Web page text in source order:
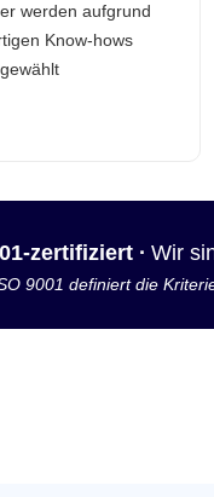
werden aufgrund
Know-hows
zertifiziert · Wir
9001 definiert die